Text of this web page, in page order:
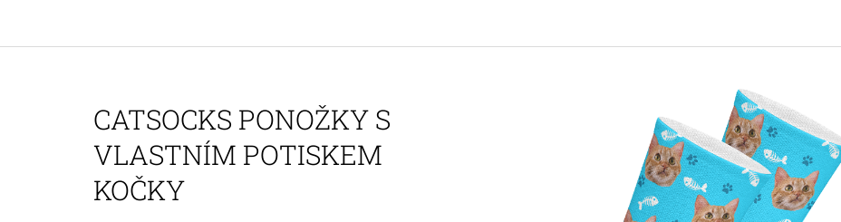
CATSOCKS PONOŽKY S
VLASTNÍM POTISKEM
KOČKY
POTISKEM PSA
POTISKEM MAZLÍČKA AKVAREL
POTISKEM OBLIČEJE
Původně: